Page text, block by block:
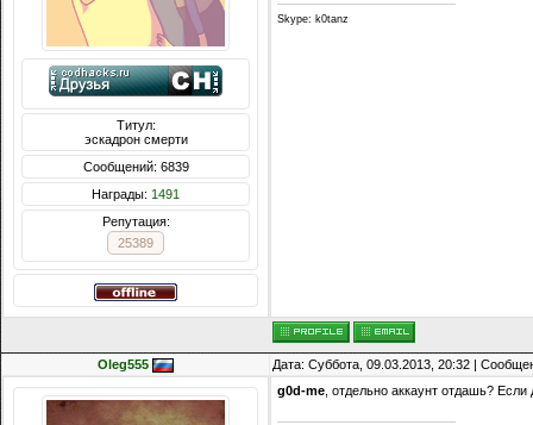
Титул:
эскадрон смерти
Сообщений: 6839
Награды: 1491
Репутация:
25389
Skype: k0tanz
Oleg555 Дата: Суббота, 09.03.2013, 20:32 |
g0d-me , отдельно аккаунт отдашь?